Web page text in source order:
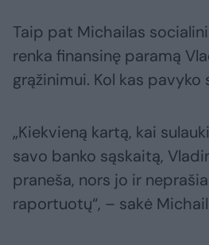
Taip pat Michailas
renka finansinę paramą
grąžinimui. Kol kas pavyko
„Kiekvieną kartą, kai
savo banko sąskaitą,
praneša, nors jo ir
raportuotų“, – sakė